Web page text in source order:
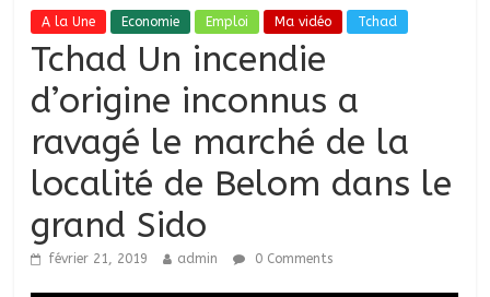
A la Une Economie Emploi Ma vidéo Tchad
Tchad Un incendie
d’origine inconnus a
ravagé le marché de la
localité de Belom dans le
grand Sido
février 21, 2019 admin 0 Comments